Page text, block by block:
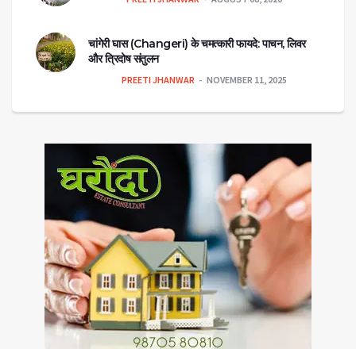
चांगेरी घास (Changeri) के चमत्कारी फायदे: पाचन, लिवर
और त्रिदोष संतुलन
PREETI JHANWAR NOVEMBER 11, 2025